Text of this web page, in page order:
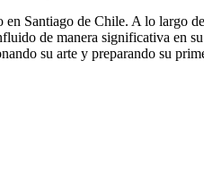
Santiago de Chile. A lo largo
de manera significativa en
su arte y preparando su